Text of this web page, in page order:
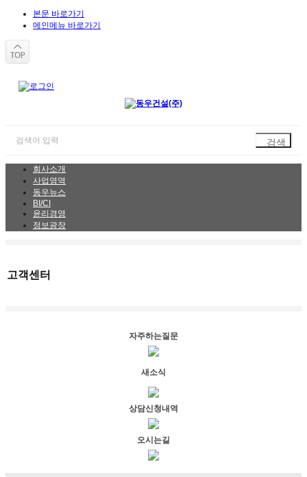
본문 바로가기
메인메뉴 바로가기
회사소개
사업영역
동우뉴스
BI/CI
윤리경영
정보광장
고객센터
자주하는질문
새소식
상담신청내역
오시는길